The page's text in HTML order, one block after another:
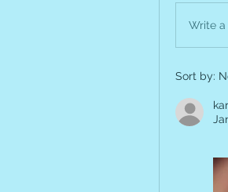
Write a
Sort by: